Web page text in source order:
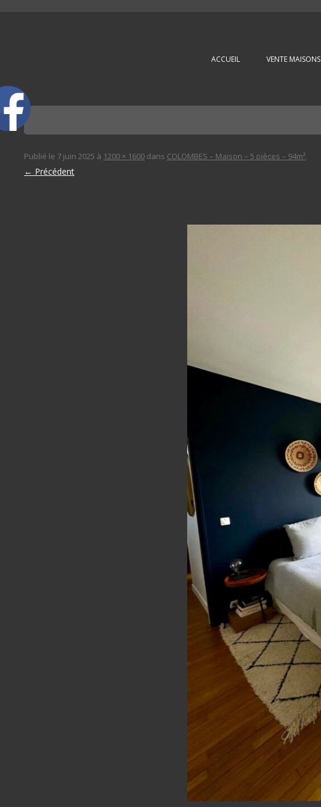
ACCUEIL VENTE MAISONS
Publié le 7 juin 2025 à 1200 × 1600 dans COLOMBES – Maison – 5 pièces – 94m².
← Précédent